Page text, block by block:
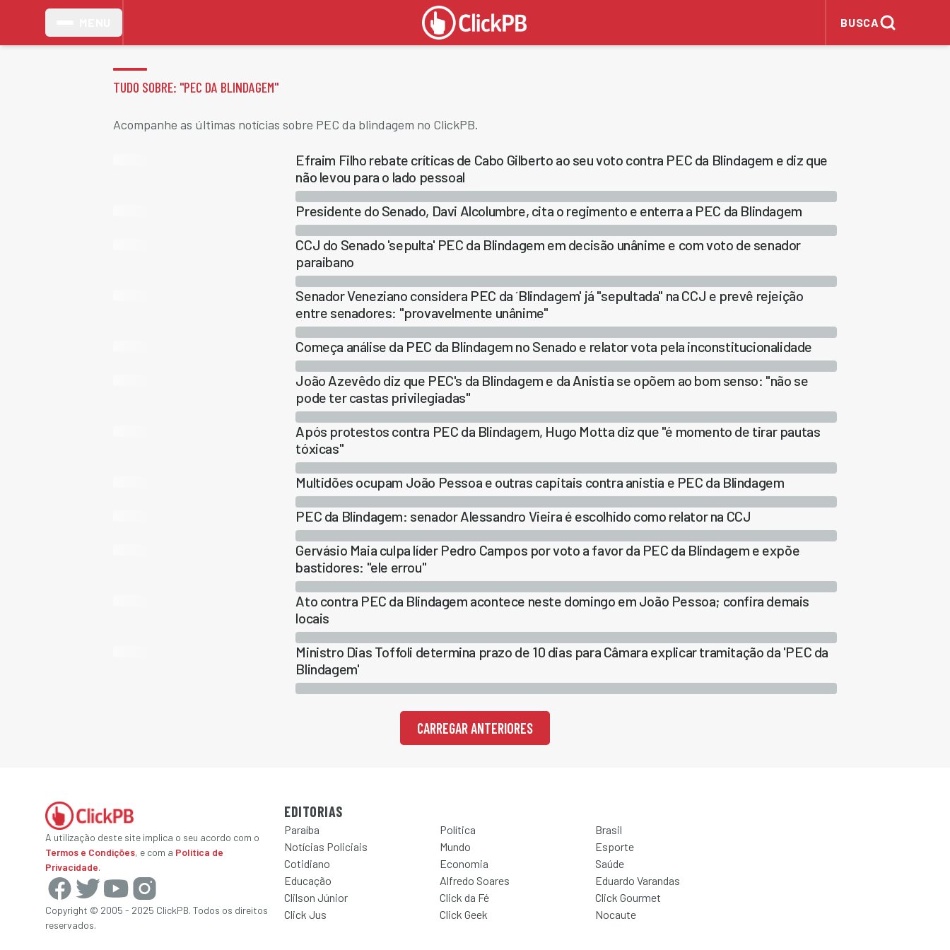
BUSCA
TUDO SOBRE: "PEC DA BLINDAGEM"
Acompanhe as últimas notícias sobre PEC da blindagem no ClickPB.
Efraim Filho rebate críticas de Cabo Gilberto ao seu voto contra PEC da Blindagem e diz que
não levou para o lado pessoal
Presidente do Senado, Davi Alcolumbre, cita o regimento e enterra a PEC da Blindagem
CCJ do Senado 'sepulta' PEC da Blindagem em decisão unânime e com voto de senador
paraibano
Senador Veneziano considera PEC da ´Blindagem' já "sepultada" na CCJ e prevê rejeição
entre senadores: "provavelmente unânime"
Começa análise da PEC da Blindagem no Senado e relator vota pela inconstitucionalidade
João Azevêdo diz que PEC's da Blindagem e da Anistia se opõem ao bom senso: "não se
pode ter castas privilegiadas"
Após protestos contra PEC da Blindagem, Hugo Motta diz que "é momento de tirar pautas
tóxicas"
Multidões ocupam João Pessoa e outras capitais contra anistia e PEC da Blindagem
PEC da Blindagem: senador Alessandro Vieira é escolhido como relator na CCJ
Gervásio Maia culpa líder Pedro Campos por voto a favor da PEC da Blindagem e expõe
bastidores: "ele errou"
Ato contra PEC da Blindagem acontece neste domingo em João Pessoa; confira demais
locais
Ministro Dias Toffoli determina prazo de 10 dias para Câmara explicar tramitação da 'PEC da
Blindagem'
CARREGAR ANTERIORES
A utilização deste site implica o seu acordo com o
Termos e Condições, e com a Política de
Privacidade.
Copyright © 2005 - 2025 ClickPB. Todos os direitos
reservados.
EDITORIAS
Paraíba Política
Brasil
Notícias Policiais
Mundo
Esporte
Cotidiano
Economia
Saúde
Educação
Alfredo Soares
Eduardo Varandas
Clilson Júnior
Click da Fé
Click Gourmet
Click Jus
Click Geek Nocaute